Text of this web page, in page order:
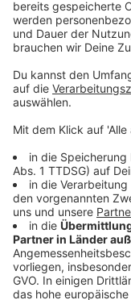
Weitere Infos
Anzeige
Bundesverband
Rückblick:
weiter
Impfzentrum
Alle Infos zum
zakk - Zentrum
Kommunikation